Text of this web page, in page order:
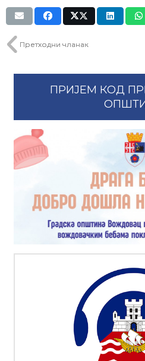
Претходни чланак
ПРИЈЕМ КОД